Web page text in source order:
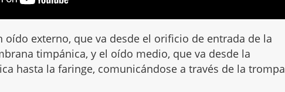
oído externo, que va desde el orificio de entrada de la
timpánica, y el oído medio, que va desde la
hasta la faringe, comunicándose a través de la trompa